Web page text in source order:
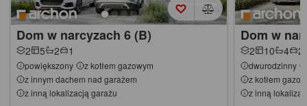
Dom w narcyzach 6 (B)
2 5 2 1
powiększony
z kotłem gazowym
z innym dachem nad garażem
z inną lokalizacją garażu
Dom w
2 10 4 2
dwurodzinny
z kotłem
z inną